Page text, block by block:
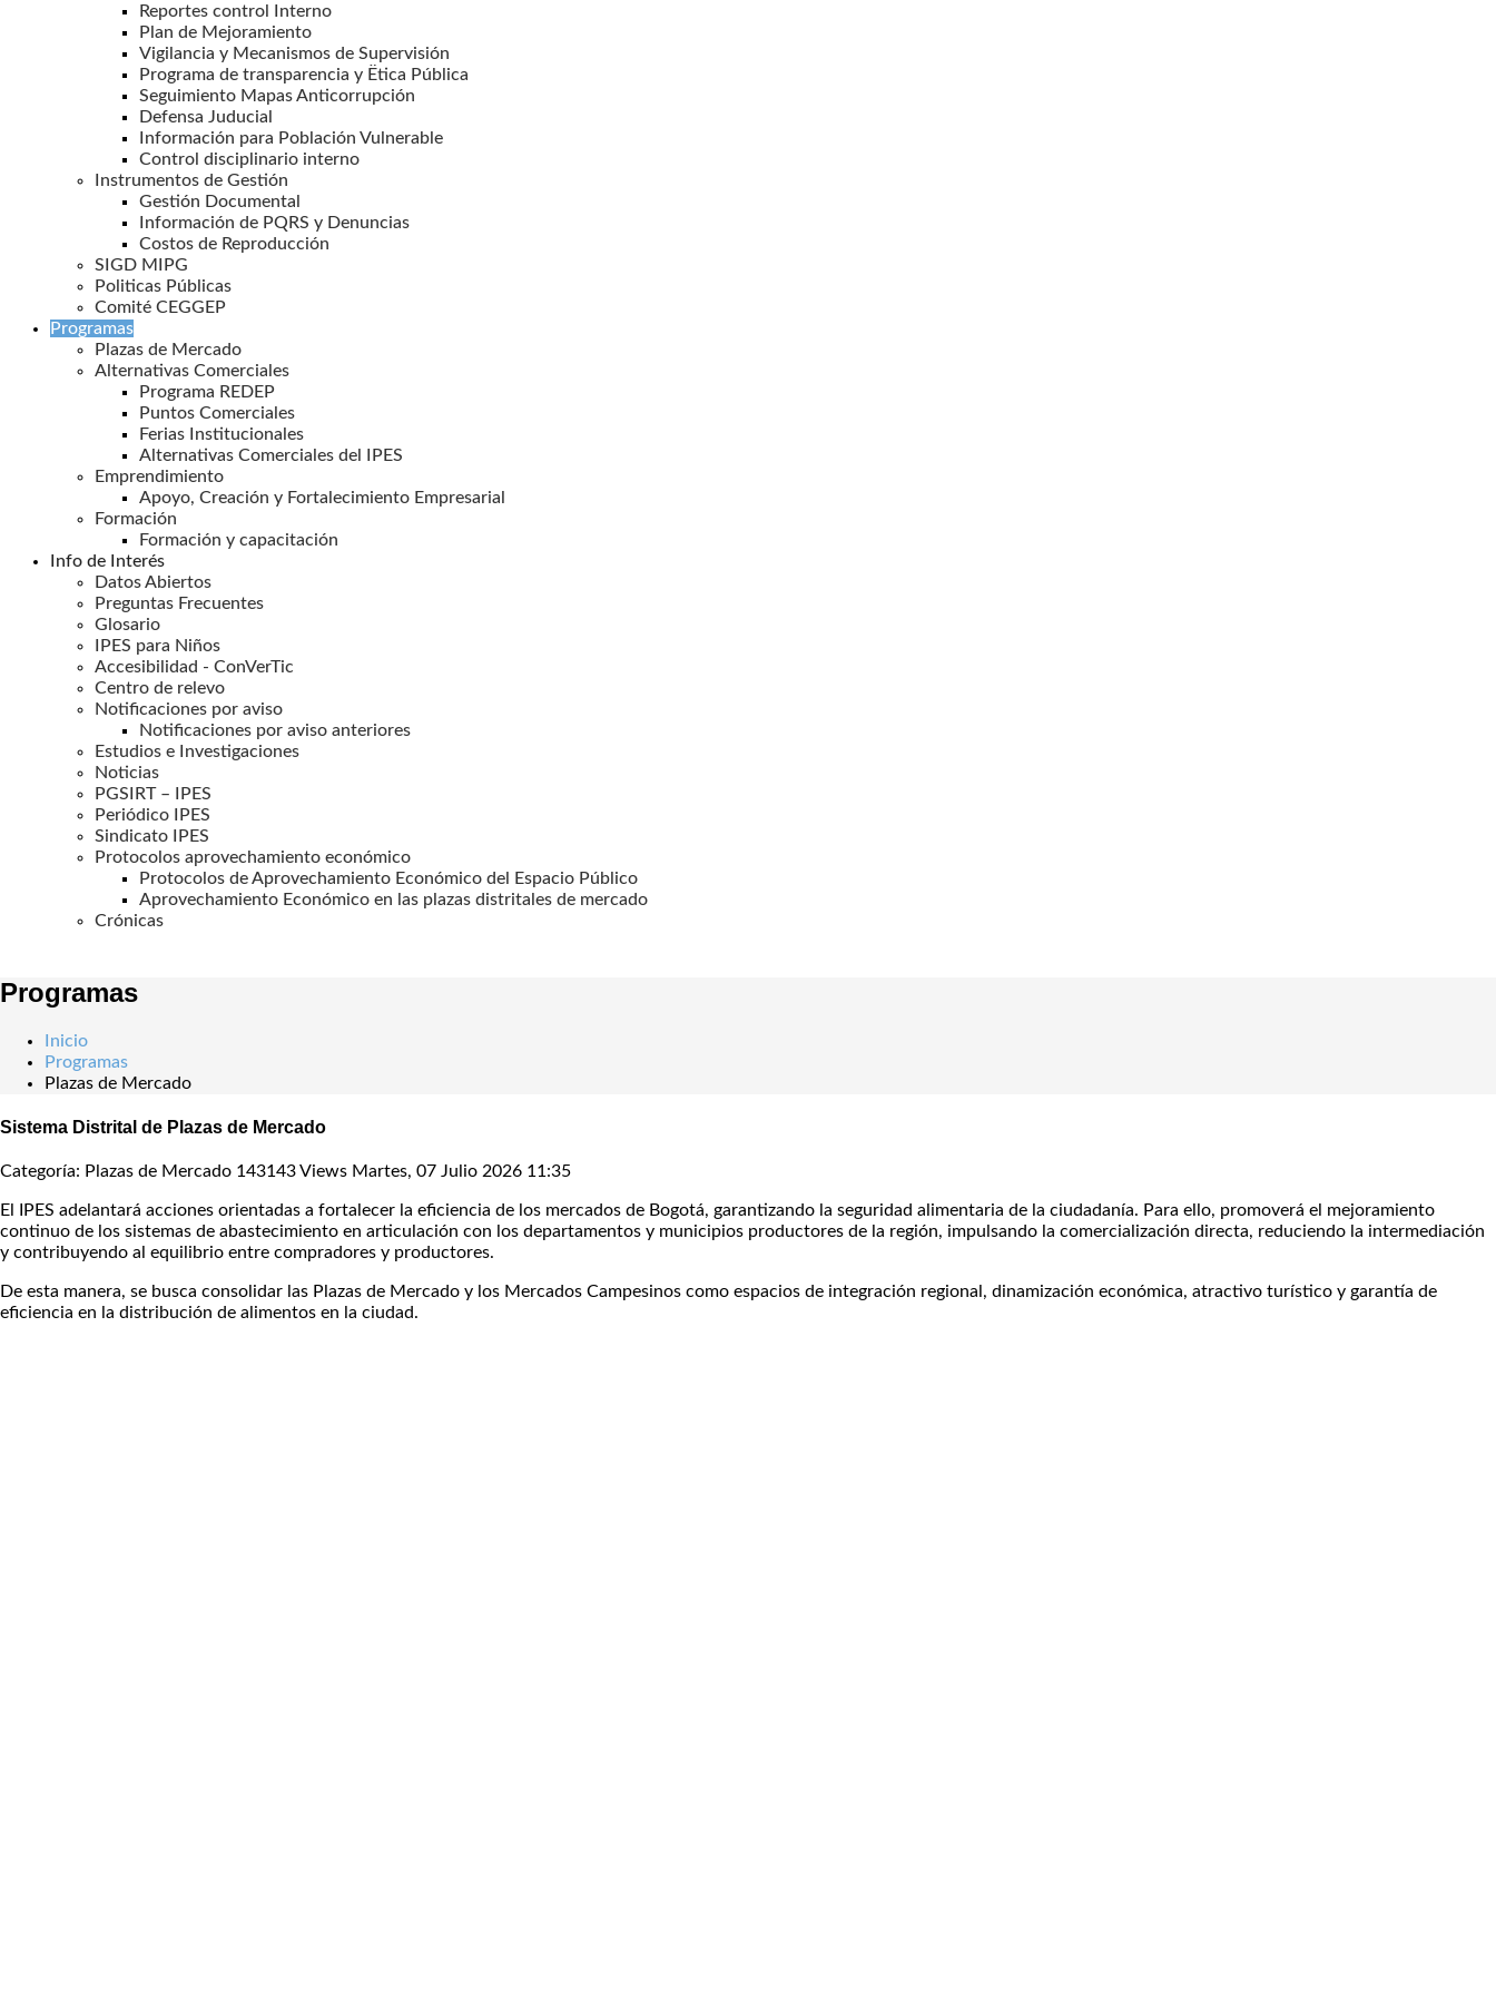
Reportes control Interno
Plan de Mejoramiento
Vigilancia y Mecanismos de Supervisión
Programa de transparencia y Ëtica Pública
Seguimiento Mapas Anticorrupción
Defensa Juducial
Información para Población Vulnerable
Control disciplinario interno
Instrumentos de Gestión
Gestión Documental
Información de PQRS y Denuncias
Costos de Reproducción
SIGD MIPG
Politicas Públicas
Comité CEGGEP
Programas
Plazas de Mercado
Alternativas Comerciales
Programa REDEP
Puntos Comerciales
Ferias Institucionales
Alternativas Comerciales del IPES
Emprendimiento
Apoyo, Creación y Fortalecimiento Empresarial
Formación
Formación y capacitación
Info de Interés
Datos Abiertos
Preguntas Frecuentes
Glosario
IPES para Niños
Accesibilidad - ConVerTic
Centro de relevo
Notificaciones por aviso
Notificaciones por aviso anteriores
Estudios e Investigaciones
Noticias
PGSIRT – IPES
Periódico IPES
Sindicato IPES
Protocolos aprovechamiento económico
Protocolos de Aprovechamiento Económico del Espacio Público
Aprovechamiento Económico en las plazas distritales de mercado
Crónicas
Programas
Inicio
Programas
Plazas de Mercado
Sistema Distrital de Plazas de Mercado
Categoría: Plazas de Mercado 143143 Views Martes, 07 Julio 2026 11:35
El IPES adelantará acciones orientadas a fortalecer la eficiencia de los mercados de Bogotá, garantizando la seguridad alimentaria de la ciudadanía. Para ello, promoverá el mejoramiento
continuo de los sistemas de abastecimiento en articulación con los departamentos y municipios productores de la región, impulsando la comercialización directa, reduciendo la intermediación
y contribuyendo al equilibrio entre compradores y productores.
De esta manera, se busca consolidar las Plazas de Mercado y los Mercados Campesinos como espacios de integración regional, dinamización económica, atractivo turístico y garantía de
eficiencia en la distribución de alimentos en la ciudad.